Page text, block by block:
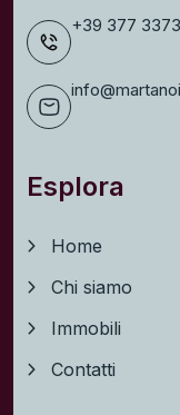
+39 377
Esplora
Home
Chi siamo
Immobili
Contatti